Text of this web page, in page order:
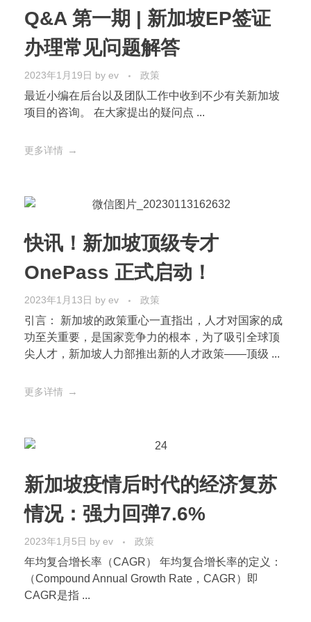
Q&A 第一期 | 新加坡EP签证
办理常见问题解答
2023年1月19日 by ev 政策
最近小编在后台以及团队工作中收到不少有关新加坡
项目的咨询。 在大家提出的疑问点 ...
更多详情
快讯！新加坡顶级专才
OnePass 正式启动！
2023年1月13日 by ev 政策
引言： 新加坡的政策重心一直指出，人才对国家的成
功至关重要，是国家竞争力的根本，为了吸引全球顶
尖人才，新加坡人力部推出新的人才政策——顶级 ...
更多详情
新加坡疫情后时代的经济复苏
情况：强力回弹7.6%
2023年1月5日 by ev 政策
年均复合增长率（CAGR） 年均复合增长率的定义：
（Compound Annual Growth Rate，CAGR）即
CAGR是指 ...